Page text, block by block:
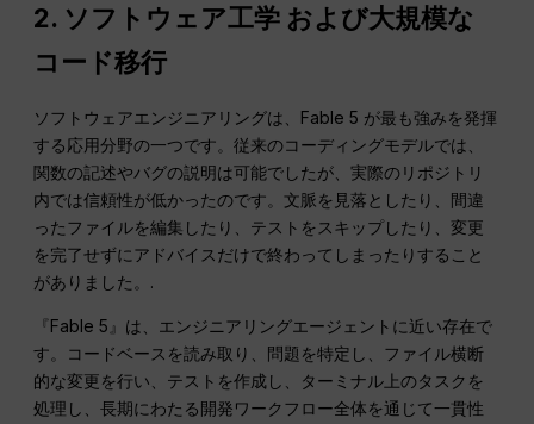
2. ソフトウェア工学 および大規模な
コード移行
ソフトウェアエンジニアリングは、Fable 5 が最も強みを発揮
する応用分野の一つです。従来のコーディングモデルでは、
関数の記述やバグの説明は可能でしたが、実際のリポジトリ
内では信頼性が低かったのです。文脈を見落としたり、間違
ったファイルを編集したり、テストをスキップしたり、変更
を完了せずにアドバイスだけで終わってしまったりすること
がありました。.
『Fable 5』は、エンジニアリングエージェントに近い存在で
す。コードベースを読み取り、問題を特定し、ファイル横断
的な変更を行い、テストを作成し、ターミナル上のタスクを
処理し、長期にわたる開発ワークフロー全体を通じて一貫性